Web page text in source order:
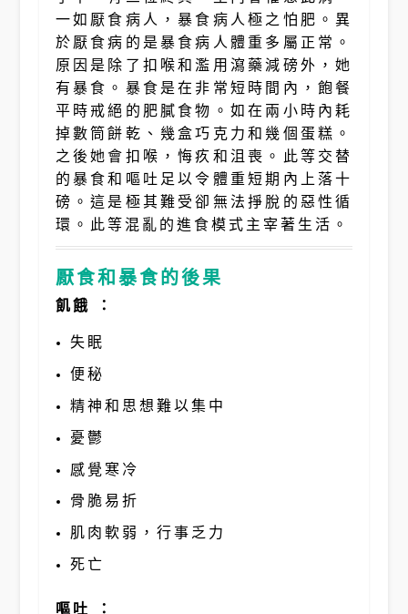
一如厭食病人，暴食病人極之怕肥。異
於厭食病的是暴食病人體重多屬正常。
原因是除了扣喉和濫用瀉藥減磅外，她
有暴食。暴食是在非常短時間內，飽餐
平時戒絕的肥膩食物。如在兩小時內耗
掉數筒餅乾、幾盒巧克力和幾個蛋糕。
之後她會扣喉，悔疚和沮喪。此等交替
的暴食和嘔吐足以令體重短期內上落十
磅。這是極其難受卻無法掙脫的惡性循
環。此等混亂的進食模式主宰著生活。
厭食和暴食的後果
飢餓 ：
失眠
便秘
精神和思想難以集中
憂鬱
感覺寒冷
骨脆易折
肌肉軟弱，行事乏力
死亡
嘔吐 ：